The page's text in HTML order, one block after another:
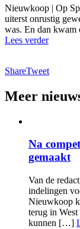
Nieuwkoop | Op
uiterst onrustig
was. En dan
Lees verder
ShareTweet
Meer
Na
gemaakt
Van de
indelingen
Nieuwkoop
terug in
kunnen […]